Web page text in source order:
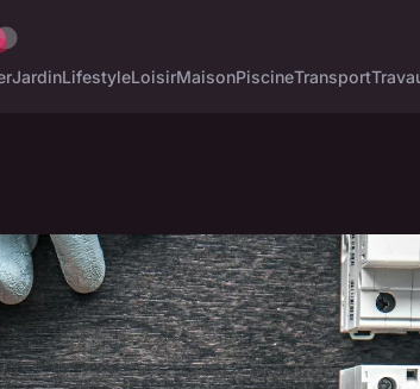
JardinLifestyleLoisirMaisonPiscineTransport